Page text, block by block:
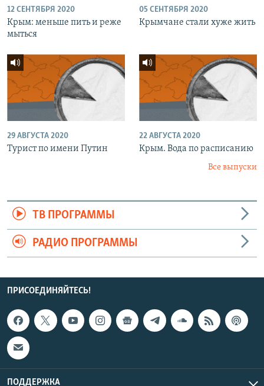
12 СЕНТЯБРЯ 2020
Крым: меньше пить и реже
мыться
05 СЕНТЯБРЯ 2020
Крымчане стали хуже жить
29 АВГУСТА 2020
Турист по имени Путин
22 АВГУСТА 2020
Крым. Вода по расписанию
Все выпуски
ТВ ПРОГРАММЫ
РАДИО ПРОГРАММЫ
ПРИСОЕДИНЯЙТЕСЬ!
ПОДДЕРЖКА